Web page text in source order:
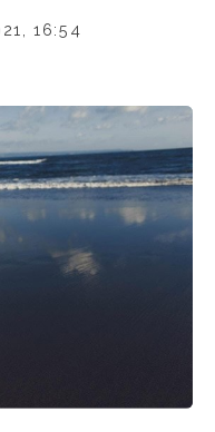
16:54